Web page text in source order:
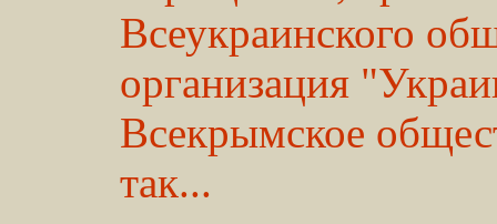
Всеукраинского
организация
Всекрымское
так...